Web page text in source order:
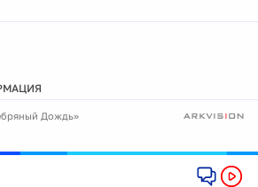
Дождь»